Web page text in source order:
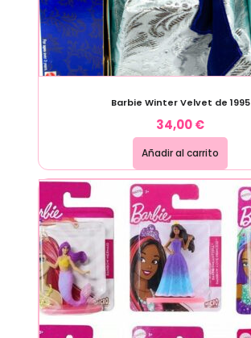
Barbie Winter Velvet de 1995
34,00€
Añadir al carrito